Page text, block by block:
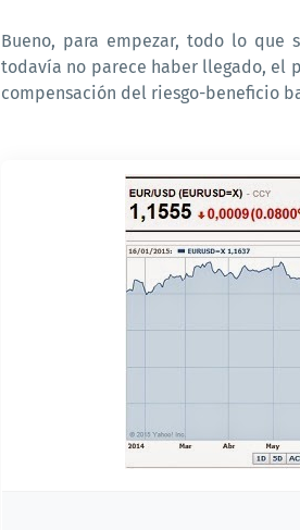
Bueno, para empezar, todo lo que
todavía no parece haber llegado, el
compensación del riesgo-beneficio